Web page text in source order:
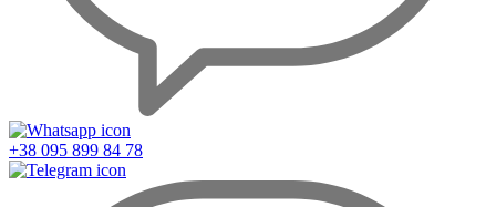
+38 095 899 84 78